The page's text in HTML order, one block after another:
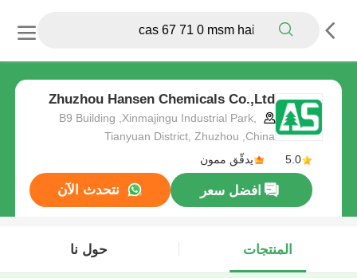
Zhuzhou Hansen Chemicals Co.,Ltd
B9 Building ,Xinmajingu Industrial Park,
Tianyuan District, Zhuzhou ,China
5.0
يدقّق ممون
افضل سعر نتحدث الآن
المنتجات حول نا